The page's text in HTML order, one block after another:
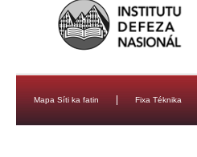
Mapa Síti ka fatin Fixa Téknika